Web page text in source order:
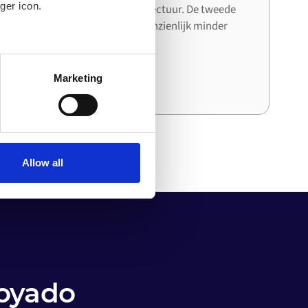
icon.
meters
functioning of the
the internet
Marketing
Allow all
systeem de bestaande architectuur. De tweede
en derde integratie kosten aanzienlijk minder